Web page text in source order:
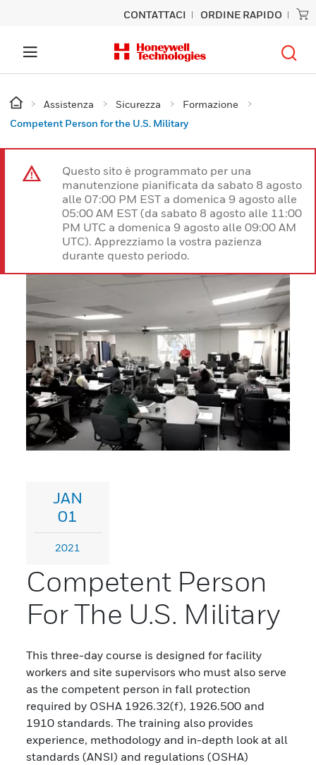
CONTATTACI ORDINE RAPIDO
Assistenza Sicurezza
Formazione
Competent Person for the U.S. Military
Questo sito è programmato per una
manutenzione pianificata da sabato 8 agosto
alle 07:00 PM EST a domenica 9 agosto alle
05:00 AM EST (da sabato 8 agosto alle 11:00
PM UTC a domenica 9 agosto alle 09:00 AM
UTC). Apprezziamo la vostra pazienza
durante questo periodo.
JAN
01
2021
Competent Person
For The U.S. Military
This three-day course is designed for facility
workers and site supervisors who must also serve
as the competent person in fall protection
required by OSHA 1926.32(f), 1926.500 and
1910 standards. The training also provides
experience, methodology and in-depth look at all
standards (ANSI) and regulations (OSHA)